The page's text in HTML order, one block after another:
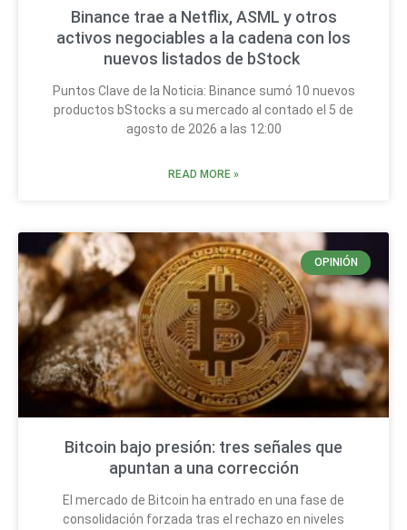
Binance trae a Netflix, ASML y otros
activos negociables a la cadena con los
nuevos listados de bStock
Puntos Clave de la Noticia: Binance sumó 10 nuevos
productos bStocks a su mercado al contado el 5 de
agosto de 2026 a las 12:00
READ MORE »
OPINIÓN
Bitcoin bajo presión: tres señales que
apuntan a una corrección
El mercado de Bitcoin ha entrado en una fase de
consolidación forzada tras el rechazo en niveles